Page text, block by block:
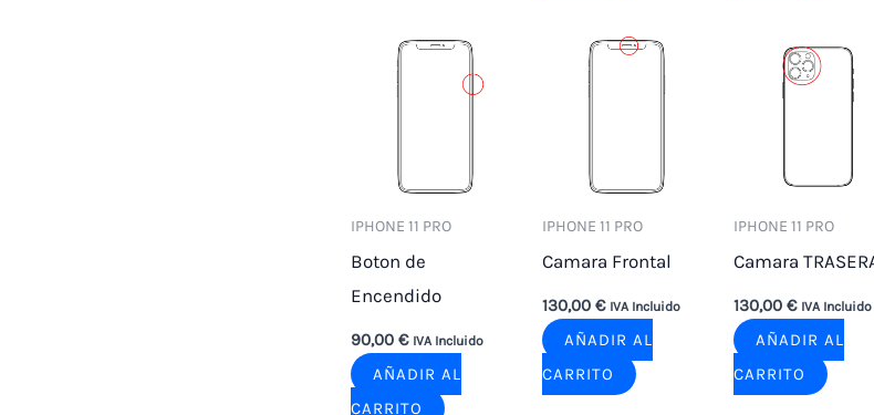
IPHONE 11 PRO
Boton de
Encendido
90,00 € IVA Incluido
AÑADIR AL
CARRITO
IPHONE 11 PRO
Camara Frontal
130,00€ IVA Incluido
AÑADIR AL
CARRITO
IPHONE 11 PRO
Camara
130,00€ IVA Incluido
AÑADIR AL
CARRITO